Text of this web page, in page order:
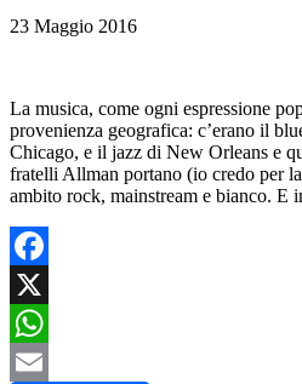
23 Maggio 2016
La musica, come ogni espressione
provenienza geografica: c’erano il
Chicago, e il jazz di New Orleans e
fratelli Allman portano (io credo per
ambito rock, mainstream e bianco.
Facebook
X
WhatsApp